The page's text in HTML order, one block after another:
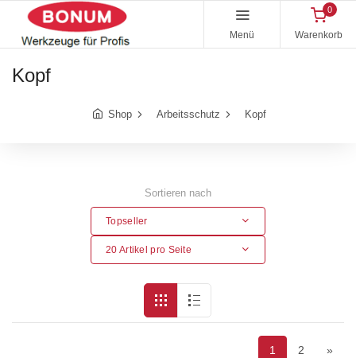
Menü
0
Warenkorb
Kopf
Shop Arbeitsschutz Kopf
Sortieren nach
Topseller
20 Artikel pro Seite
1 2 »